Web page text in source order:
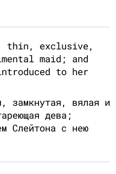
thin, exclusive,
maid; and
to her
замкнутая, вялая и
дева;
Слейтона с нею